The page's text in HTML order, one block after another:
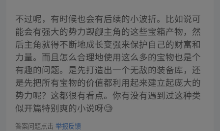
不过呢，有时候也会有后续的小波折。比如说可
能会有强大的势力觊觎主角的这些宝箱产物，然
后主角就得不断地成长变强来保护自己的财富和
力量。而且怎么合理地使用这么多的宝物也是个
有趣的问题。是先打造出一个无敌的装备库，还
是先把所有宝物的价值都利用起来建立起庞大的
势力呢？这都很有看点。你有没有遇到过这种类
似开篇特别爽的小说呀🧐
答案问题点击 举报反馈